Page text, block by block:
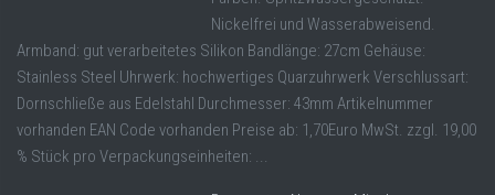
Nickelfrei und Wasserabweisend.
Armband: gut verarbeitetes Silikon Bandlänge: 27cm Gehäuse:
Stainless Steel Uhrwerk: hochwertiges Quarzuhrwerk Verschlussart:
Dornschließe aus Edelstahl Durchmesser: 43mm Artikelnummer
vorhanden EAN Code vorhanden Preise ab: 1,70Euro MwSt. zzgl. 19,00
% Stück pro Verpackungseinheiten: ...